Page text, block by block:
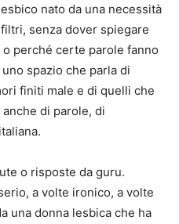
nato da una necessità
senza dover spiegare
perché certe parole fanno
spazio che parla di
finiti male e di quelli che
di parole, di
italiana.
o risposte da guru.
a volte ironico, a volte
una donna lesbica che ha